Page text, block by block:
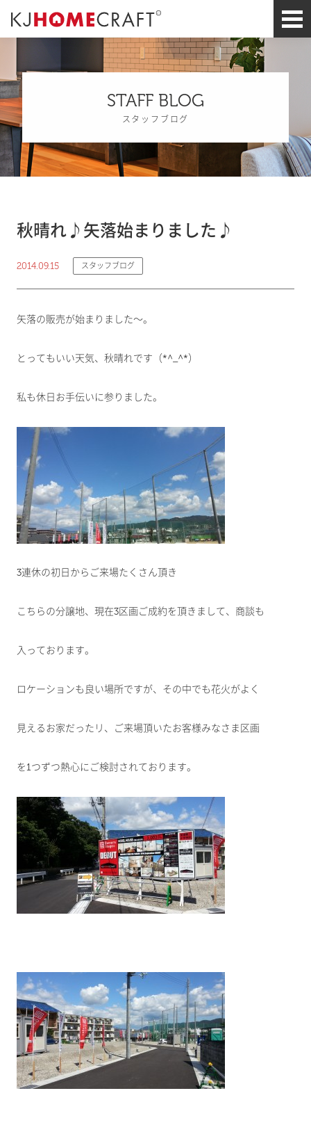
STAFF BLOG
スタッフブログ
秋晴れ♪矢落始まりました♪
2014.09.15 スタッフブログ
矢落の販売が始まりました～。
とってもいい天気、秋晴れです（*^_^*）
私も休日お手伝いに参りました。
3連休の初日からご来場たくさん頂き
こちらの分譲地、現在3区画ご成約を頂きまして、商談も
入っております。
ロケーションも良い場所ですが、その中でも花火がよく
見えるお家だったリ、ご来場頂いたお客様みなさま区画
を1つずつ熱心にご検討されております。